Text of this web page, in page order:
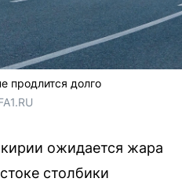
продлится долго
ожидается жара
столбики